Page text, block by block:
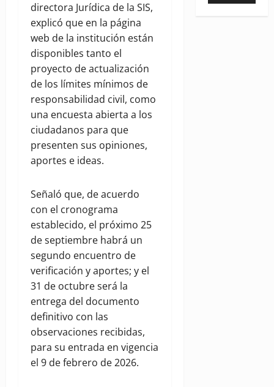
directora Jurídica de la SIS,
explicó que en la página
web de la institución están
disponibles tanto el
proyecto de actualización
de los límites mínimos de
responsabilidad civil, como
una encuesta abierta a los
ciudadanos para que
presenten sus opiniones,
aportes e ideas.
Señaló que, de acuerdo
con el cronograma
establecido, el próximo 25
de septiembre habrá un
segundo encuentro de
verificación y aportes; y el
31 de octubre será la
entrega del documento
definitivo con las
observaciones recibidas,
para su entrada en vigencia
el 9 de febrero de 2026.